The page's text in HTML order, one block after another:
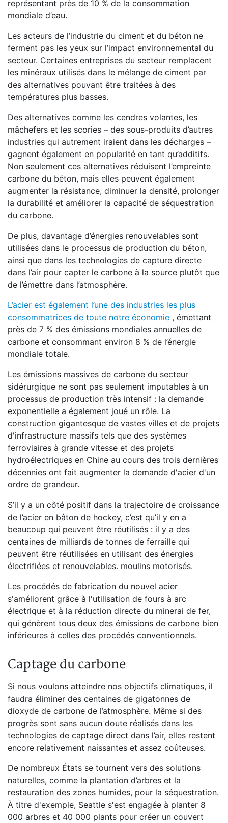
représentant près de 10 % de la consommation
mondiale d’eau.
Les acteurs de l’industrie du ciment et du béton ne
ferment pas les yeux sur l’impact environnemental du
secteur. Certaines entreprises du secteur remplacent
les minéraux utilisés dans le mélange de ciment par
des alternatives pouvant être traitées à des
températures plus basses.
Des alternatives comme les cendres volantes, les
mâchefers et les scories – des sous-produits d’autres
industries qui autrement iraient dans les décharges –
gagnent également en popularité en tant qu’additifs.
Non seulement ces alternatives réduisent l’empreinte
carbone du béton, mais elles peuvent également
augmenter la résistance, diminuer la densité, prolonger
la durabilité et améliorer la capacité de séquestration
du carbone.
De plus, davantage d’énergies renouvelables sont
utilisées dans le processus de production du béton,
ainsi que dans les technologies de capture directe
dans l’air pour capter le carbone à la source plutôt que
de l’émettre dans l’atmosphère.
L’acier est également l’une des industries les plus
consommatrices de toute notre économie , émettant
près de 7 % des émissions mondiales annuelles de
carbone et consommant environ 8 % de l’énergie
mondiale totale.
Les émissions massives de carbone du secteur
sidérurgique ne sont pas seulement imputables à un
processus de production très intensif : la demande
exponentielle a également joué un rôle. La
construction gigantesque de vastes villes et de projets
d'infrastructure massifs tels que des systèmes
ferroviaires à grande vitesse et des projets
hydroélectriques en Chine au cours des trois dernières
décennies ont fait augmenter la demande d'acier d'un
ordre de grandeur.
S’il y a un côté positif dans la trajectoire de croissance
de l’acier en bâton de hockey, c’est qu’il y en a
beaucoup qui peuvent être réutilisés : il y a des
centaines de milliards de tonnes de ferraille qui
peuvent être réutilisées en utilisant des énergies
électrifiées et renouvelables. moulins motorisés.
Les procédés de fabrication du nouvel acier
s'améliorent grâce à l'utilisation de fours à arc
électrique et à la réduction directe du minerai de fer,
qui génèrent tous deux des émissions de carbone bien
inférieures à celles des procédés conventionnels.
Captage du carbone
Si nous voulons atteindre nos objectifs climatiques, il
faudra éliminer des centaines de gigatonnes de
dioxyde de carbone de l’atmosphère. Même si des
progrès sont sans aucun doute réalisés dans les
technologies de captage direct dans l’air, elles restent
encore relativement naissantes et assez coûteuses.
De nombreux États se tournent vers des solutions
naturelles, comme la plantation d’arbres et la
restauration des zones humides, pour la séquestration.
À titre d'exemple, Seattle s'est engagée à planter 8
000 arbres et 40 000 plants pour créer un couvert